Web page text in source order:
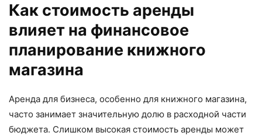
Как стоимость аренды
влияет на финансовое
планирование книжного
магазина
Аренда для бизнеса, особенно для книжного магазина,
часто занимает значительную долю в расходной части
бюджета. Слишком высокая стоимость аренды может